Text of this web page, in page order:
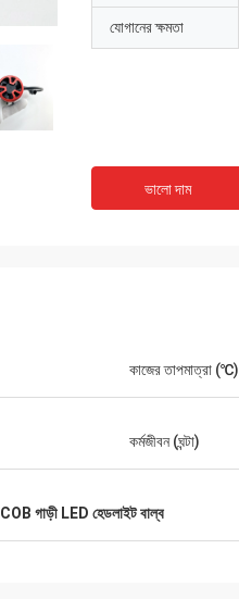
যোগানের ক্ষমতা
ভালো দাম
কাজের তাপমাত্রা (℃)
কর্মজীবন (ঘন্টা)
COB গাড়ী LED হেডলাইট বাল্ব